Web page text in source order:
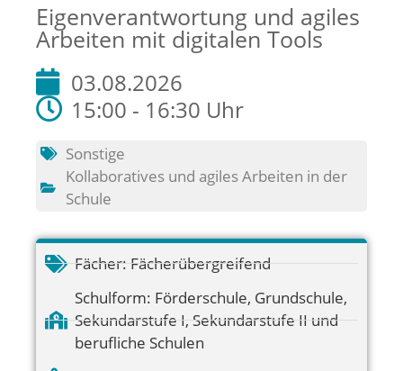
Eigenverantwortung und agiles
Arbeiten mit digitalen Tools
03.08.2026
15:00 - 16:30 Uhr
Sonstige
Kollaboratives und agiles Arbeiten in der
Schule
Fächer: Fächerübergreifend
Schulform: Förderschule, Grundschule,
Sekundarstufe I, Sekundarstufe II und
berufliche Schulen